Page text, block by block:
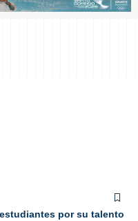
por su talento